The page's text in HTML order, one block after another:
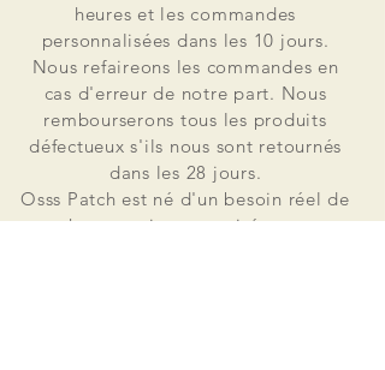
heures et les commandes
personnalisées dans les 10 jours.
Nous refaireons les commandes en
cas d'erreur de notre part. Nous
rembourserons tous les produits
défectueux s'ils nous sont retournés
dans les 28 jours.
Osss Patch est né d'un besoin réel de
patchs en petites quantités pour un